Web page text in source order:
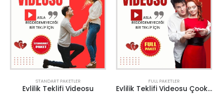
STANDART PAKETLER
Evlilik Teklifi Videosu
FULL PAKETLER
Evlilik Teklifi Videosu Çook Özel